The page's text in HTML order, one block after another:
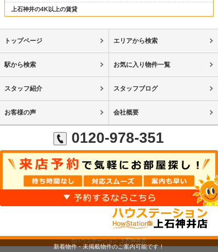
上石神井の4K以上の賃貸
トップページ エリアから検索
駅から検索 お気に入り物件一覧
スタッフ紹介 スタッフブログ
お客様の声 会社概要
0120-978-351
©ハウステーション 上石神井店
新着物件・未掲載物件のご案内可能です！